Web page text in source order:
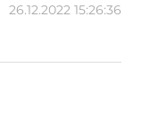
26.12.2022 15:26:36